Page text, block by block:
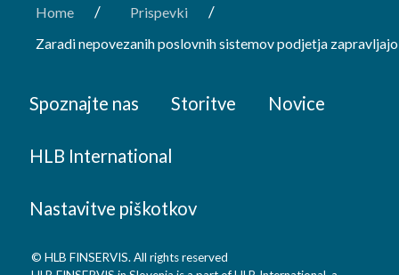
Home / Prispevki /
Zaradi nepovezanih poslovnih sistemov podjetja
Spoznajte nas Storitve Novice
HLB International
Nastavitve piškotkov
© HLB FINSERVIS. All rights reserved